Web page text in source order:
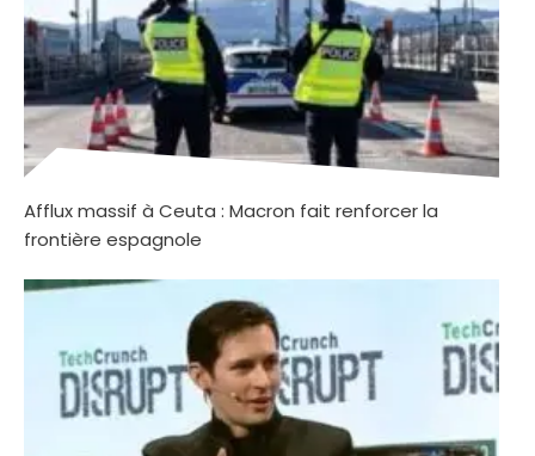
Afflux massif à Ceuta : Macron fait renforcer la
frontière espagnole